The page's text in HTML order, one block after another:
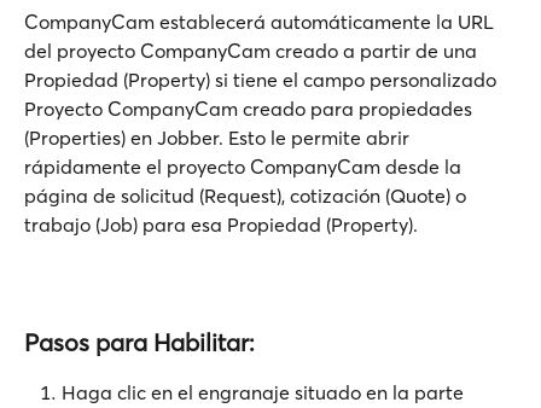
CompanyCam establecerá automáticamente la URL
del proyecto CompanyCam creado a partir de una
Propiedad (Property) si tiene el campo personalizado
Proyecto CompanyCam creado para propiedades
(Properties) en Jobber. Esto le permite abrir
rápidamente el proyecto CompanyCam desde la
página de solicitud (Request), cotización (Quote) o
trabajo (Job) para esa Propiedad (Property).
Pasos para Habilitar:
Haga clic en el engranaje situado en la parte